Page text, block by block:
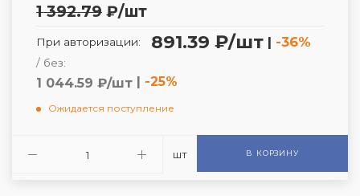
1 392.79 ₽/шт
При авторизации: 891.39 ₽/шт | -36%
/ без:
1 044.59 ₽/шт | -25%
Ожидается поступление
шт В КОРЗИНУ